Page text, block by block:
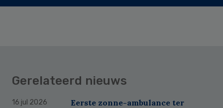
Gerelateerd nieuws
16 jul 2026
Eerste zonne-ambulance ter